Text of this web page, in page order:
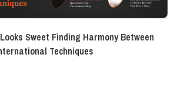
Sweet Finding Harmony Between
Techniques